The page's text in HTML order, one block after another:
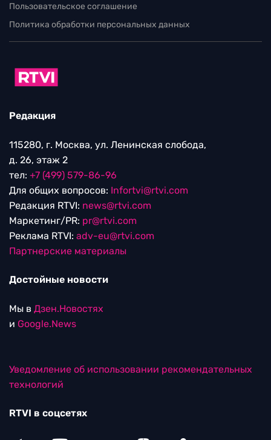
Пользовательское соглашение
Политика обработки персональных данных
Редакция
115280, г. Москва, ул. Ленинская слобода,
д. 26, этаж 2
тел: +7 (499) 579-86-96
Для общих вопросов: Infortvi@rtvi.com
Редакция RTVI: news@rtvi.com
Маркетинг/PR: pr@rtvi.com
Реклама RTVI: adv-eu@rtvi.com
Партнерские материалы
Достойные новости
Мы в Дзен.Новостях
и Google.News
Уведомление об использовании рекомендательных
технологий
RTVI в соцсетях